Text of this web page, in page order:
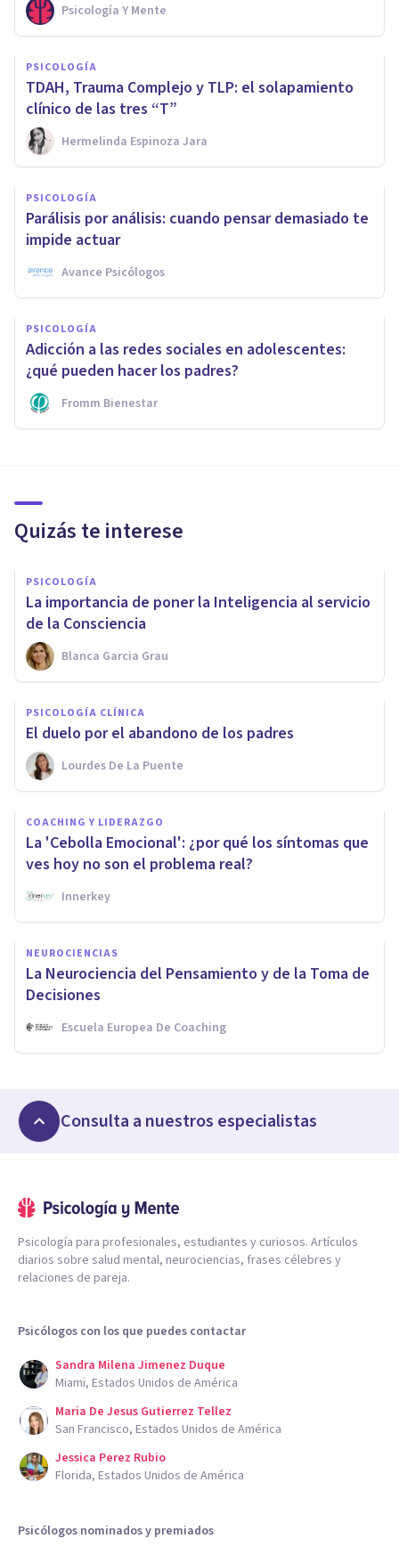
Psicología Y Mente
PSICOLOGÍA
TDAH, Trauma Complejo y TLP: el solapamiento
clínico de las tres “T”
Hermelinda Espinoza Jara
PSICOLOGÍA
Parálisis por análisis: cuando pensar demasiado te
impide actuar
Avance Psicólogos
PSICOLOGÍA
Adicción a las redes sociales en adolescentes:
¿qué pueden hacer los padres?
Fromm Bienestar
Quizás te interese
PSICOLOGÍA
La importancia de poner la Inteligencia al servicio
de la Consciencia
Blanca Garcia Grau
PSICOLOGÍA CLÍNICA
El duelo por el abandono de los padres
Lourdes De La Puente
COACHING Y LIDERAZGO
La 'Cebolla Emocional': ¿por qué los síntomas que
ves hoy no son el problema real?
Innerkey
NEUROCIENCIAS
La Neurociencia del Pensamiento y de la Toma de
Decisiones
Escuela Europea De Coaching
Consulta a nuestros especialistas
Psicología para profesionales, estudiantes y curiosos. Artículos
diarios sobre salud mental, neurociencias, frases célebres y
relaciones de pareja.
Psicólogos con los que puedes contactar
Sandra Milena Jimenez Duque
Miami, Estados Unidos de América
Maria De Jesus Gutierrez Tellez
San Francisco, Estados Unidos de América
Jessica Perez Rubio
Florida, Estados Unidos de América
Psicólogos nominados y premiados